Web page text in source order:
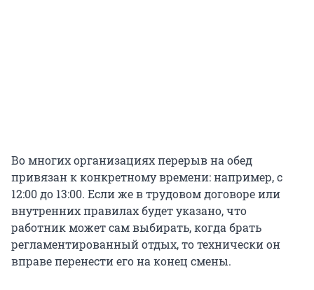
Во многих организациях перерыв на обед
привязан к конкретному времени: например, с
12:00 до 13:00. Если же в трудовом договоре или
внутренних правилах будет указано, что
работник может сам выбирать, когда брать
регламентированный отдых, то технически он
вправе перенести его на конец смены.